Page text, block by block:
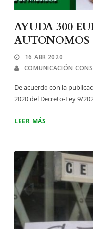
AYUDA 300
AUTONOMOS
16 ABR 2020
COMUNICACIÓN
De acuerdo con la
2020 del Decreto-Ley 9/
LEER MÁS